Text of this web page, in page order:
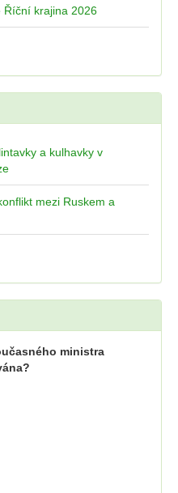
krajina 2026
a kulhavky v
mezi Ruskem a
ministra